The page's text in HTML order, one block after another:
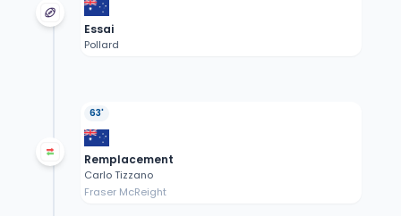
Essai
Pollard
63'
Remplacement
Carlo Tizzano
Fraser McReight